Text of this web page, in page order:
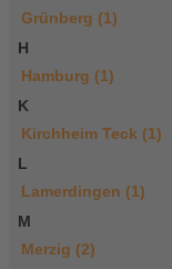
Grünberg (1)
H
Hamburg (1)
K
Kirchheim Teck (1)
L
Lamerdingen (1)
M
Merzig (2)